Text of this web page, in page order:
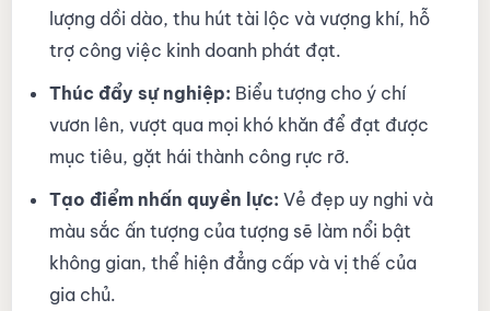
lượng dồi dào, thu hút tài lộc và vượng khí, hỗ
trợ công việc kinh doanh phát đạt.
Thúc đẩy sự nghiệp: Biểu tượng cho ý chí
vươn lên, vượt qua mọi khó khăn để đạt được
mục tiêu, gặt hái thành công rực rỡ.
Tạo điểm nhấn quyền lực: Vẻ đẹp uy nghi và
màu sắc ấn tượng của tượng sẽ làm nổi bật
không gian, thể hiện đẳng cấp và vị thế của
gia chủ.